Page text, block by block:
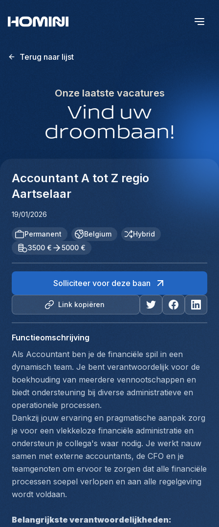
Terug naar lijst
Onze laatste vacatures
Vind uw
droombaan!
Accountant A tot Z regio
Aartselaar
19/01/2026
Permanent Belgium
Hybrid
3500 €
5000 €
Link kopiëren
Solliciteer voor deze baan
Functieomschrijving
Als Accountant ben je de financiële spil in een
dynamisch team. Je bent verantwoordelijk voor de
boekhouding van meerdere vennootschappen en
biedt ondersteuning bij diverse administratieve en
operationele processen.
Dankzij jouw ervaring en pragmatische aanpak zorg
je voor een vlekkeloze financiële administratie en
ondersteun je collega's waar nodig. Je werkt nauw
samen met externe accountants, de CFO en je
teamgenoten om ervoor te zorgen dat alle financiële
processen soepel verlopen en aan alle regelgeving
wordt voldaan.
Belangrijkste verantwoordelijkheden: